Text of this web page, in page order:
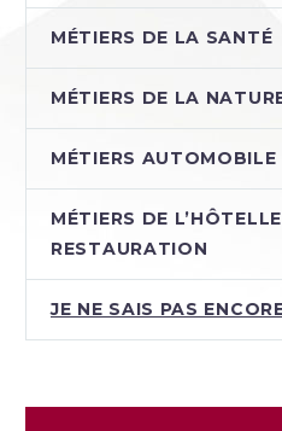
MÉTIERS DE LA SANTÉ
MÉTIERS DE LA
MÉTIERS AUTOMOBILE
MÉTIERS DE
RESTAURATION
JE NE SAIS PAS